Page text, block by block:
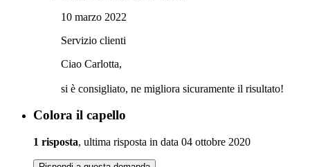
10 marzo 2022
Servizio clienti
Ciao Carlotta,
si è consigliato, ne migliora sicuramente il risultato!
Colora il capello
1 risposta, ultima risposta in data 04 ottobre 2020